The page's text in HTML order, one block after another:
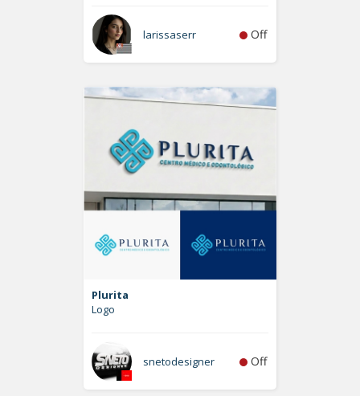
larissaserr Off
Plurita
Logo
snetodesigner Off